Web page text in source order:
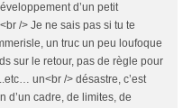
d’un petit
/> Je ne sais pas si tu te
un truc un peu loufoque
sur le retour, pas de règle pour
un<br /> désastre, c’est
cadre, de limites, de